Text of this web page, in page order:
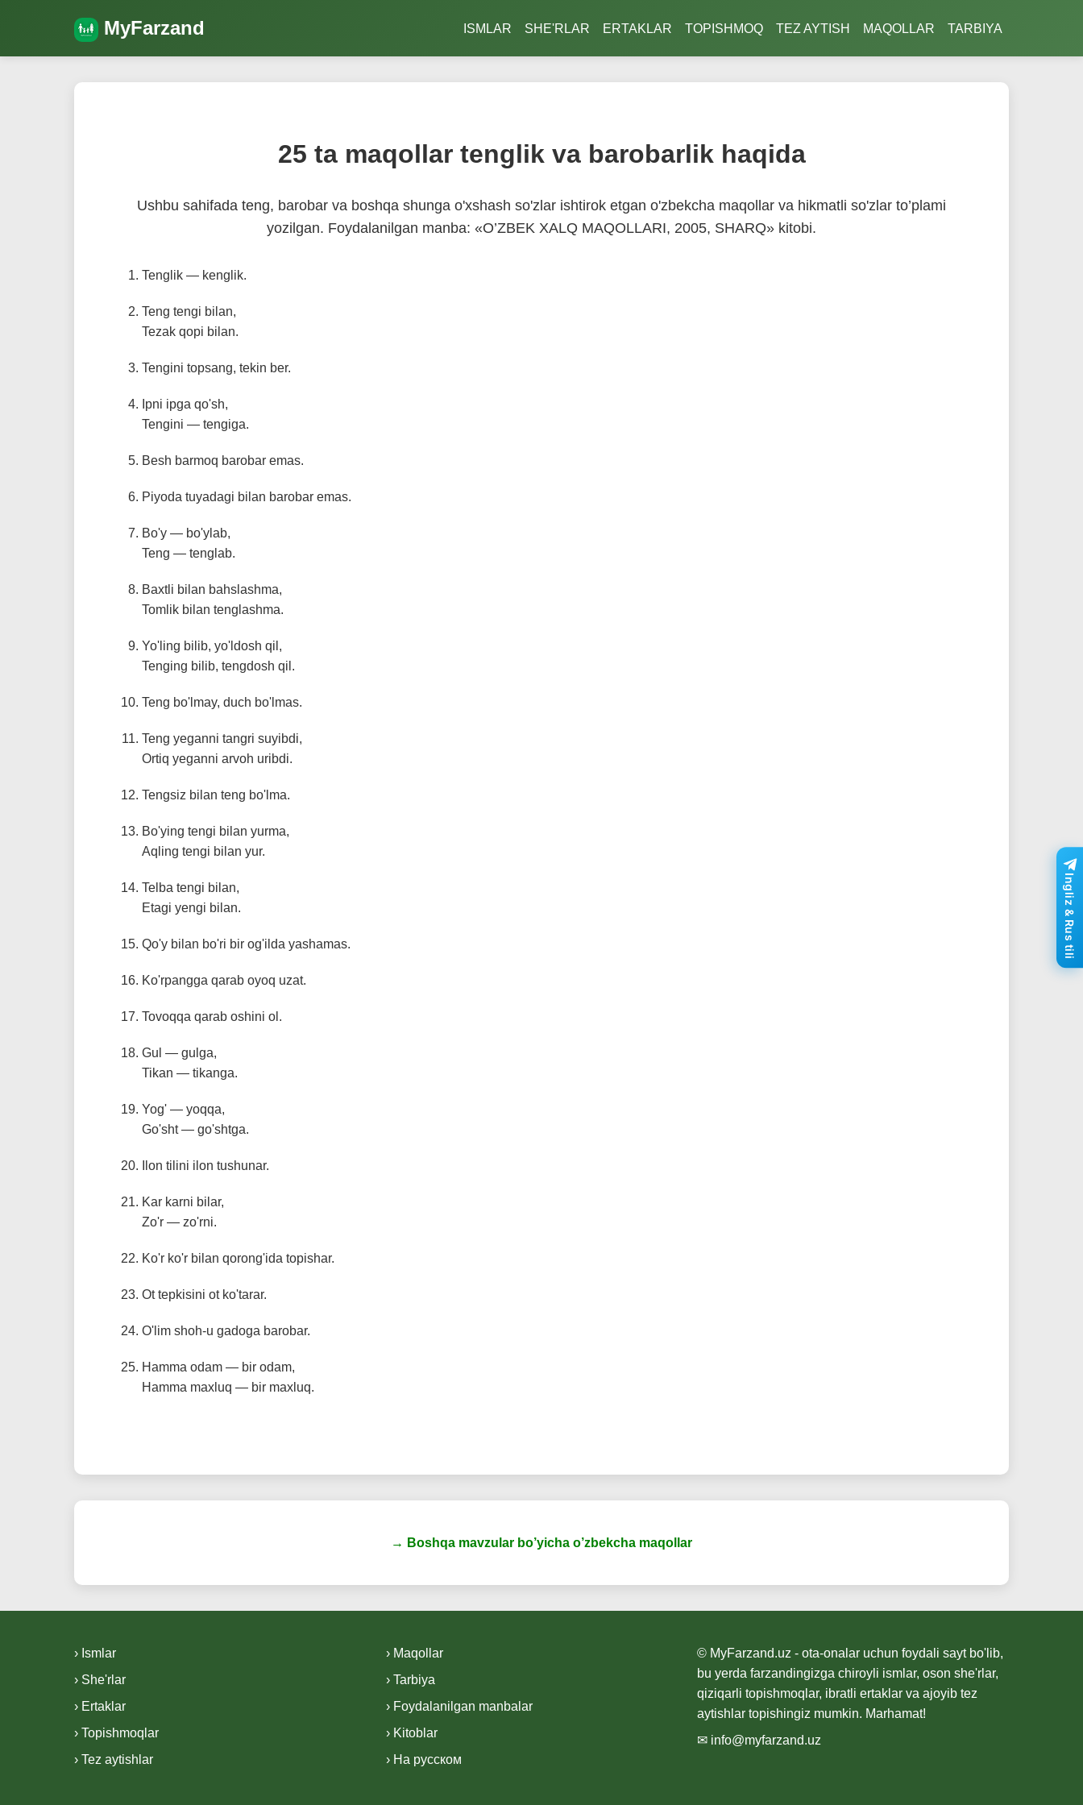
MyFarzand ISMLAR SHE'RLAR ERTAKLAR TOPISHMOQ TEZ AYTISH MAQOLLAR TARBIYA
25 ta maqollar tenglik va barobarlik haqida
Ushbu sahifada teng, barobar va boshqa shunga o'xshash so'zlar ishtirok etgan o'zbekcha maqollar va hikmatli so'zlar to’plami
yozilgan. Foydalanilgan manba: «O’ZBEK XALQ MAQOLLARI, 2005, SHARQ» kitobi.
Tenglik — kenglik.
Teng tengi bilan,
Tezak qopi bilan.
Tengini topsang, tekin ber.
Ipni ipga qo'sh,
Tengini — tengiga.
Besh barmoq barobar emas.
Piyoda tuyadagi bilan barobar emas.
Bo'y — bo'ylab,
Teng — tenglab.
Baxtli bilan bahslashma,
Tomlik bilan tenglashma.
Yo'ling bilib, yo'ldosh qil,
Tenging bilib, tengdosh qil.
Teng bo'lmay, duch bo'lmas.
Teng yeganni tangri suyibdi,
Ortiq yeganni arvoh uribdi.
Tengsiz bilan teng bo'lma.
Bo'ying tengi bilan yurma,
Aqling tengi bilan yur.
Telba tengi bilan,
Etagi yengi bilan.
Qo'y bilan bo'ri bir og'ilda yashamas.
Ko'rpangga qarab oyoq uzat.
Tovoqqa qarab oshini ol.
Gul — gulga,
Tikan — tikanga.
Yog' — yoqqa,
Go'sht — go'shtga.
Ilon tilini ilon tushunar.
Kar karni bilar,
Zo'r — zo'rni.
Ko'r ko'r bilan qorong'ida topishar.
Ot tepkisini ot ko'tarar.
O'lim shoh-u gadoga barobar.
Hamma odam — bir odam,
Hamma maxluq — bir maxluq.
→ Boshqa mavzular bo’yicha o’zbekcha maqollar
› Ismlar
› She'rlar
› Ertaklar
› Topishmoqlar
› Tez aytishlar
› Maqollar
› Tarbiya
› Foydalanilgan manbalar
› Kitoblar
› На русском
© MyFarzand.uz - ota-onalar uchun foydali sayt bo'lib,
bu yerda farzandingizga chiroyli ismlar, oson she'rlar,
qiziqarli topishmoqlar, ibratli ertaklar va ajoyib tez
aytishlar topishingiz mumkin. Marhamat!
✉ info@myfarzand.uz
Ingliz & Rus tili